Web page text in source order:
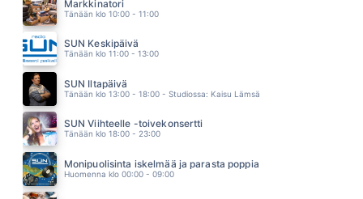
DISCO
01.58
KAIJA KOO
01.55
PHILHARMONIC
01.51
Markkinatori
Tänään klo 10:00 - 11:00
SUN Keskipäivä
Tänään klo 11:00 - 13:00
SUN Iltapäivä
Tänään klo 13:00 - 18:00 - Studiossa: Kaisu Lämsä
SUN Viihteelle -toivekonsertti
Tänään klo 18:00 - 23:00
Monipuolisinta iskelmää ja parasta poppia
Huomenna klo 00:00 - 09:00